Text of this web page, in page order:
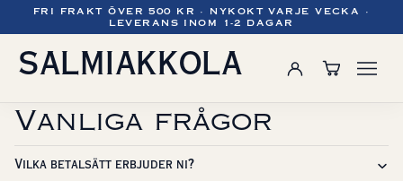
FRI FRAKT ÖVER 500 KR · NYKOKT VARJE VECKA ·
LEVERANS INOM 1-2 DAGAR
SALMIAKKOLA
Vanliga frågor
Vilka betalsätt erbjuder ni?